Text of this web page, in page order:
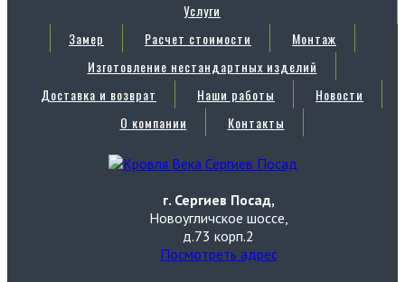
Услуги
Замер
Расчет стоимости
Монтаж
Изготовление нестандартных изделий
Доставка и возврат
Наши работы
Новости
О компании
Контакты
г. Сергиев Посад,
Новоугличское шоссе,
д.73 корп.2
Посмотреть адрес